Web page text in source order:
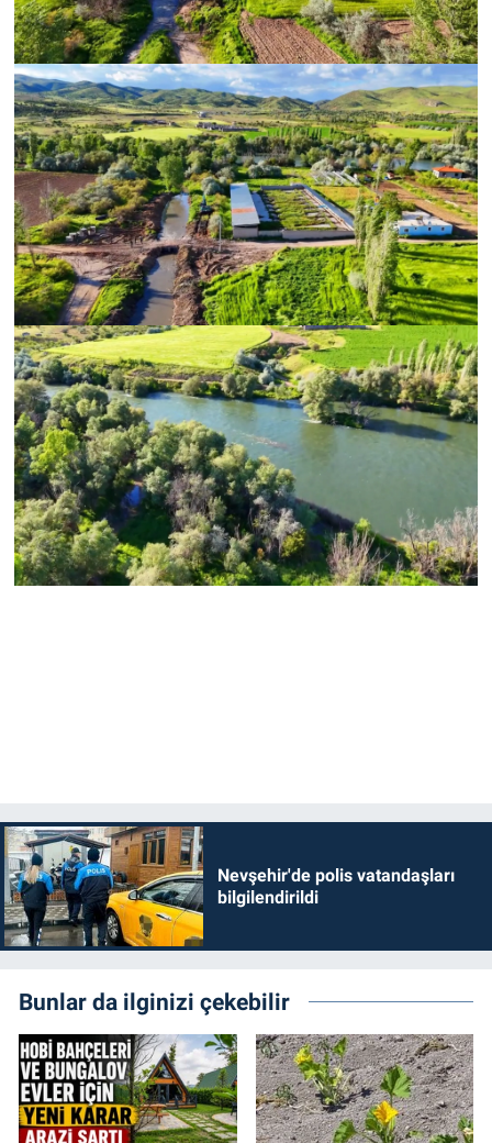
Nevşehir'de polis vatandaşları
bilgilendirildi
Bunlar da ilginizi çekebilir